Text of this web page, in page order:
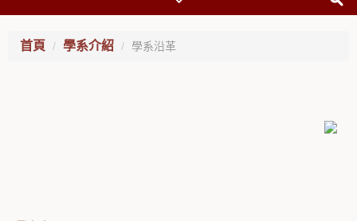
首頁 學系介紹 學系沿革